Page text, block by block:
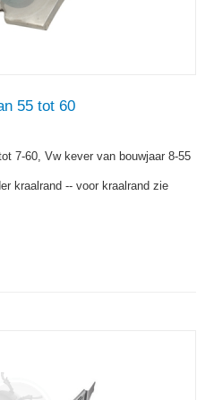
55 tot 60
7-60, Vw kever van bouwjaar 8-55
kraalrand -- voor kraalrand zie